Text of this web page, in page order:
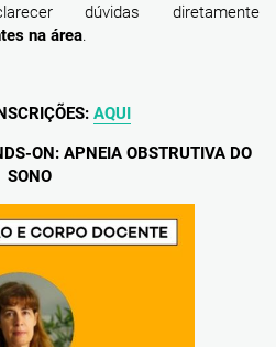
dúvidas diretamente
na área.
AQUI
ON: APNEIA OBSTRUTIVA DO
SONO